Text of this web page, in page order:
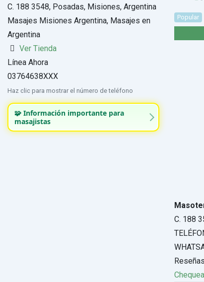
C. 188 3548, Posadas, Misiones, Argentina
Masajes Misiones Argentina, Masajes en
Argentina
Ver Tienda
Línea Ahora
03764638XXX
Haz clic para mostrar el número de teléfono
🧩 Información importante para
masajistas
Popular
C. 188